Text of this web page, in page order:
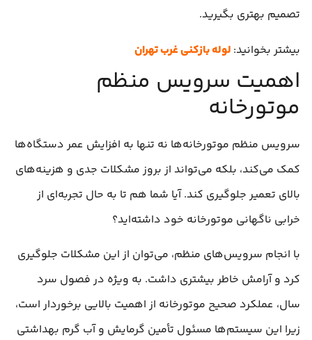
تصمیم بهتری بگیرید.
بیشتر بخوانید: لوله بازکنی غرب تهران
اهمیت سرویس منظم
موتورخانه
سرویس منظم موتورخانه‌ها نه تنها به افزایش عمر دستگاه‌ها
کمک می‌کند، بلکه می‌تواند از بروز مشکلات جدی و هزینه‌های
بالای تعمیر جلوگیری کند. آیا شما هم تا به حال تجربه‌ای از
خرابی ناگهانی موتورخانه خود داشته‌اید؟
با انجام سرویس‌های منظم، می‌توان از این مشکلات جلوگیری
کرد و آرامش خاطر بیشتری داشت. به ویژه در فصول سرد
سال، عملکرد صحیح موتورخانه از اهمیت بالایی برخوردار است،
زیرا این سیستم‌ها مسئول تأمین گرمایش و آب گرم بهداشتی